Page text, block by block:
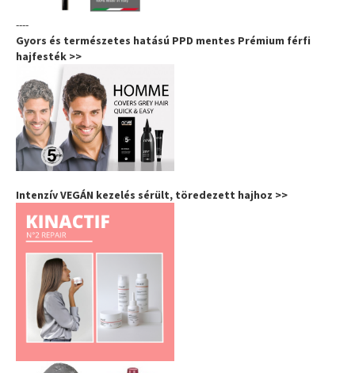
----
Gyors és természetes hatású PPD mentes Prémium férfi
hajfesték >>
Intenzív VEGÁN kezelés sérült, töredezett hajhoz >>